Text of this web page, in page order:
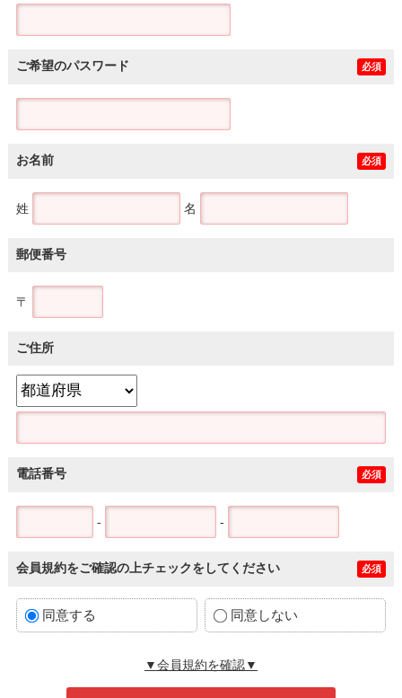
ご希望のパスワード 必須
お名前 必須
姓 名
郵便番号
〒
ご住所
電話番号 必須
- -
会員規約をご確認の上チェックをしてください 必須
同意する 同意しない
▼会員規約を確認▼